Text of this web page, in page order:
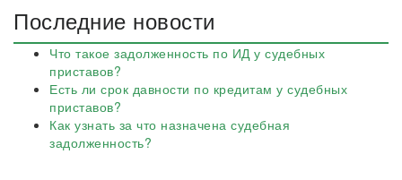
Последние новости
Что такое задолженность по ИД у судебных
приставов?
Есть ли срок давности по кредитам у судебных
приставов?
Как узнать за что назначена судебная
задолженность?